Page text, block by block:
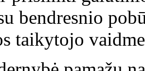
bendresnio
taikytojo